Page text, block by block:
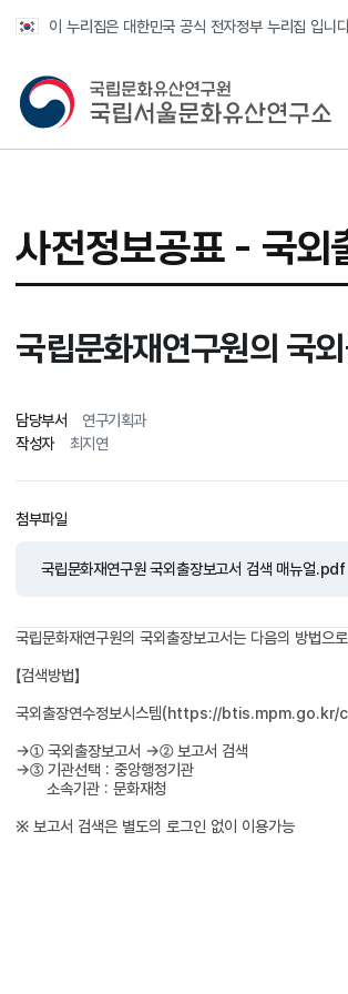
이 누리집은 대한민국 공식 전자정부 누리집 입니
국가유산청 국립서울문화
사전정보공표 - 국외
국립문화재연구원의 국
담당부서 연구기획과
작성자
최지연
첨부파일
국립문화재연구원 국외출장보고서 검색 매뉴얼.pdf
국립문화재연구원의 국외출장보고서는 다음의 방법으
【검색방법】
국외출장연수정보시스템(https://
→① 국외출장보고서 →② 보고서 검색
→③ 기관선택 : 중앙행정기관
소속기관 : 문화재청
※ 보고서 검색은 별도의 로그인 없이 이용가능